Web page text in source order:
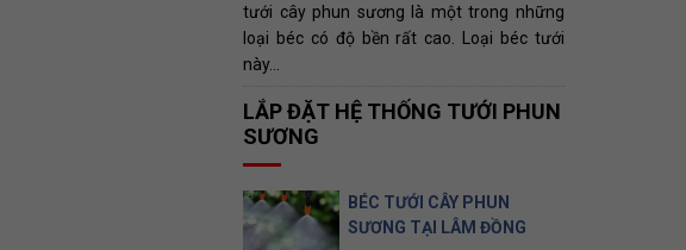
tưới cây phun sương là một trong những
loại béc có độ bền rất cao. Loại béc tưới
này...
LẮP ĐẶT HỆ THỐNG TƯỚI PHUN
SƯƠNG
BÉC TƯỚI CÂY PHUN
SƯƠNG TẠI LÂM ĐỒNG